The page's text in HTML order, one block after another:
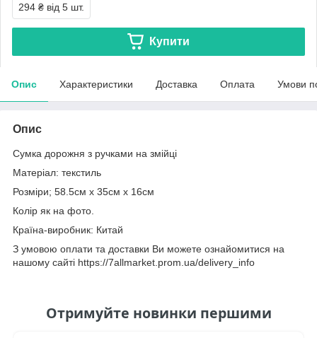
294 ₴ від 5 шт.
Купити
Опис Характеристики Доставка Оплата Умови
Опис
Сумка дорожня з ручками на змійці
Матеріал: текстиль
Розміри; 58.5см х 35см х 16см
Колір як на фото.
Країна-виробник: Китай
З умовою оплати та доставки Ви можете ознайомитися на
нашому сайті https://7allmarket.prom.ua/delivery_info
Отримуйте новинки першими